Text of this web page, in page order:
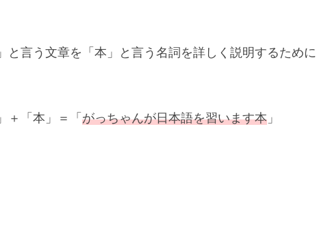
と言う文章を「本」と言う名詞を詳しく説明するために
＋「本」＝「 がっちゃんが日本語を習います本 」